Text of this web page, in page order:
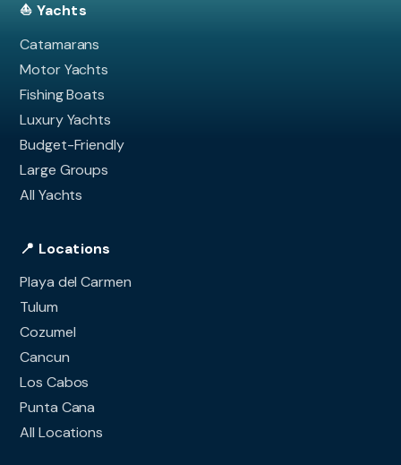
⛵ Yachts
Catamarans
Motor Yachts
Fishing Boats
Luxury Yachts
Budget-Friendly
Large Groups
All Yachts
📍 Locations
Playa del Carmen
Tulum
Cozumel
Cancun
Los Cabos
Punta Cana
All Locations